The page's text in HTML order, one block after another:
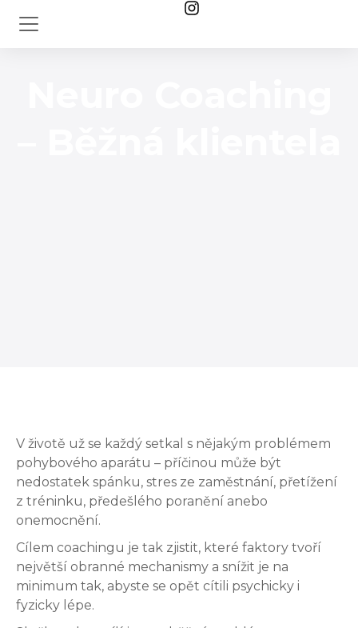
V životě už se každý setkal s nějakým problémem
pohybového aparátu – příčinou může být
nedostatek spánku, stres ze zaměstnání, přetížení
z tréninku, předešlého poranění anebo
onemocnění.
Cílem coachingu je tak zjistit, které faktory tvoří
největší obranné mechanismy a snížit je na
minimum tak, abyste se opět cítili psychicky i
fyzicky lépe.